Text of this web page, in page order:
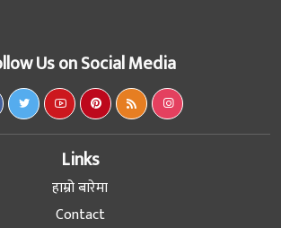
Us on Social Media
Links
हाम्रो बारेमा
Contact